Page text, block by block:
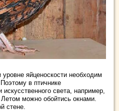
яйценоскости необходим
в птичнике
света, например,
можно обойтись окнами.
стене.